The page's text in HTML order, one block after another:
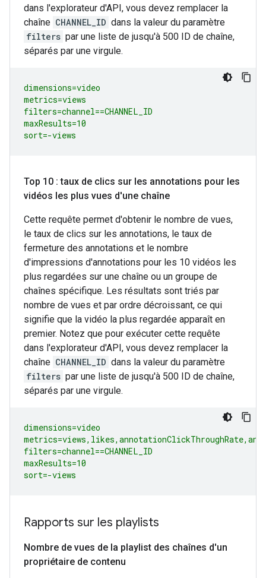
dans l'explorateur d'API, vous devez remplacer la
chaîne CHANNEL_ID dans la valeur du paramètre
filters par une liste de jusqu'à 500 ID de chaîne,
séparés par une virgule.
dimensions=video
metrics=views
filters=channel==CHANNEL_ID
maxResults=10
sort=-views
Top 10 : taux de clics sur les annotations pour les
vidéos les plus vues d'une chaîne
Cette requête permet d'obtenir le nombre de vues,
le taux de clics sur les annotations, le taux de
fermeture des annotations et le nombre
d'impressions d'annotations pour les 10 vidéos les
plus regardées sur une chaîne ou un groupe de
chaînes spécifique. Les résultats sont triés par
nombre de vues et par ordre décroissant, ce qui
signifie que la vidéo la plus regardée apparaît en
premier. Notez que pour exécuter cette requête
dans l'explorateur d'API, vous devez remplacer la
chaîne CHANNEL_ID dans la valeur du paramètre
filters par une liste de jusqu'à 500 ID de chaîne,
séparés par une virgule.
dimensions=video
filters=channel==CHANNEL_ID
maxResults=10
sort=-views
Rapports sur les playlists
Nombre de vues de la playlist des chaînes d'un
propriétaire de contenu